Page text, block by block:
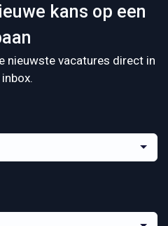
kans op een
nieuwste vacatures direct in
inbox.